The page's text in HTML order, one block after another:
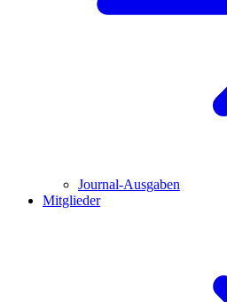
Journal-Ausgaben
Mitglieder